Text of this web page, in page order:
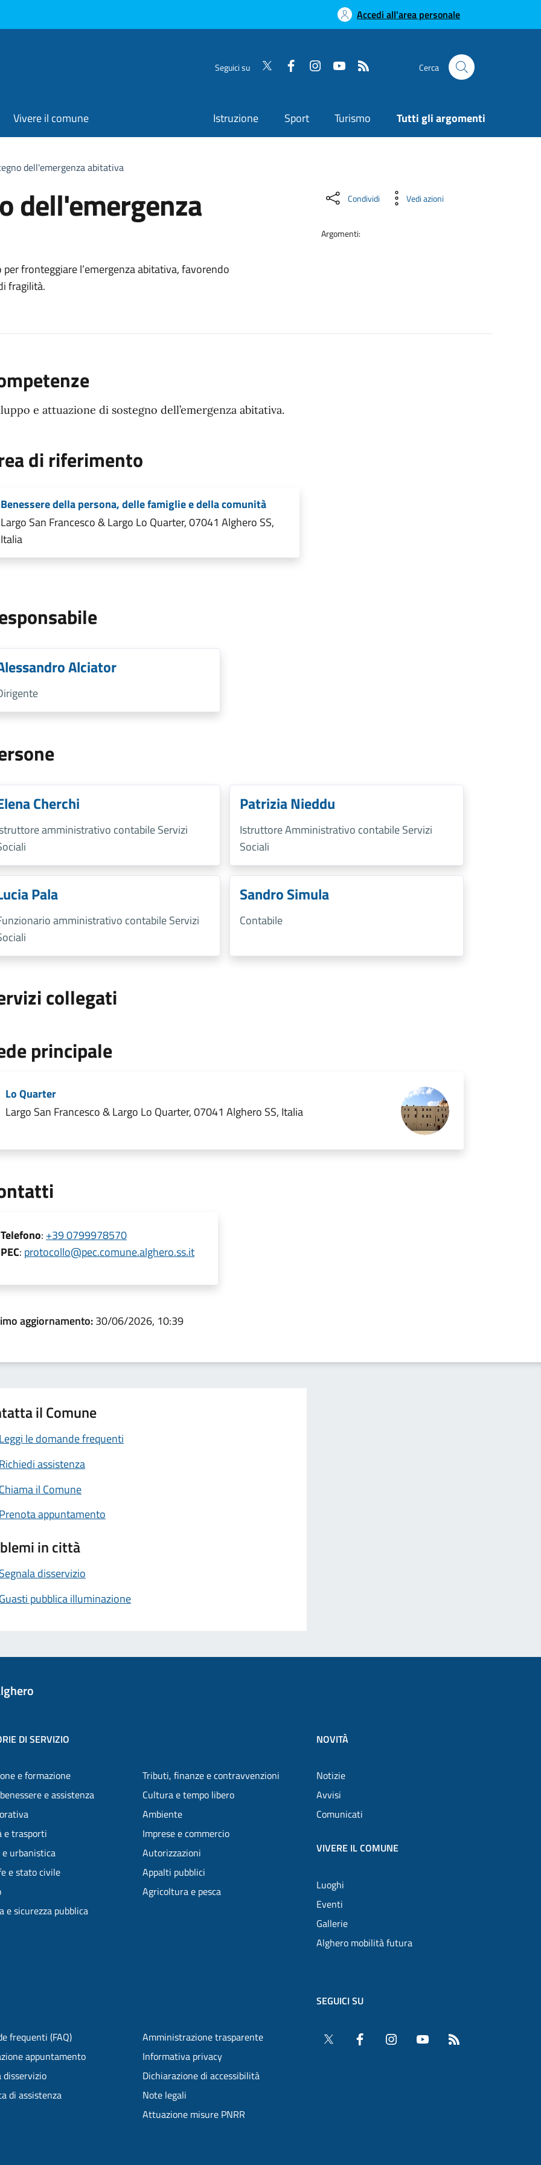
Accedi all'area personale
Seguici su Cerca
Vivere il comune Istruzione Sport Turismo Tutti gli argomenti
dell'emergenza abitativa
dell'emergenza
fronteggiare l’emergenza abitativa, favorendo
fragilità.
Condividi Vedi azioni
Argomenti:
e attuazione di sostegno dell’emergenza abitativa.
di riferimento
Benessere della persona, delle famiglie e della comunità
Largo San Francesco & Largo Lo Quarter, 07041 Alghero SS,
Italia
Alciator
Cherchi
amministrativo contabile Servizi
Patrizia Nieddu
Istruttore Amministrativo contabile Servizi
Sociali
Pala
amministrativo contabile Servizi
Sandro Simula
Contabile
collegati
principale
Lo Quarter
Largo San Francesco & Largo Lo Quarter, 07041 Alghero SS, Italia
Telefono: +39 0799978570
PEC: protocollo@pec.comune.alghero.ss.it
aggiornamento:30/06/2026, 10:39
il Comune
le domande frequenti
assistenza
il Comune
appuntamento
in città
disservizio
pubblica illuminazione
DI SERVIZIO
e formazione
e assistenza
e trasporti
urbanistica
e stato civile
e sicurezza pubblica
Tributi, finanze e contravvenzioni
Cultura e tempo libero
Ambiente
Imprese e commercio
Autorizzazioni
Appalti pubblici
Agricoltura e pesca
NOVITÀ
Notizie
Avvisi
Comunicati
VIVERE IL COMUNE
Luoghi
Eventi
Gallerie
Alghero mobilità futura
frequenti (FAQ)
appuntamento
disservizio
di assistenza
Amministrazione trasparente
Informativa privacy
Dichiarazione di accessibilità
Note legali
Attuazione misure PNRR
SEGUICI SU
Twitter Facebook InstagramYouTube